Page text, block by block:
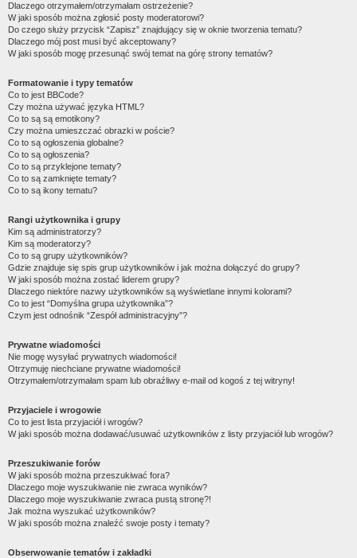
Dlaczego otrzymałem/otrzymałam ostrzeżenie?
W jaki sposób można zgłosić posty moderatorowi?
Do czego służy przycisk “Zapisz” znajdujący się w oknie tworzenia tematu?
Dlaczego mój post musi być akceptowany?
W jaki sposób mogę przesunąć swój temat na górę strony tematów?
Formatowanie i typy tematów
Co to jest BBCode?
Czy można używać języka HTML?
Co to są są emotikony?
Czy można umieszczać obrazki w poście?
Co to są ogłoszenia globalne?
Co to są ogłoszenia?
Co to są przyklejone tematy?
Co to są zamknięte tematy?
Co to są ikony tematu?
Rangi użytkownika i grupy
Kim są administratorzy?
Kim są moderatorzy?
Co to są grupy użytkowników?
Gdzie znajduje się spis grup użytkowników i jak można dołączyć do grupy?
W jaki sposób można zostać liderem grupy?
Dlaczego niektóre nazwy użytkowników są wyświetlane innymi kolorami?
Co to jest “Domyślna grupa użytkownika”?
Czym jest odnośnik “Zespół administracyjny”?
Prywatne wiadomości
Nie mogę wysyłać prywatnych wiadomości!
Otrzymuję niechciane prywatne wiadomości!
Otrzymałem/otrzymałam spam lub obraźliwy e-mail od kogoś z tej witryny!
Przyjaciele i wrogowie
Co to jest lista przyjaciół i wrogów?
W jaki sposób można dodawać/usuwać użytkowników z listy przyjaciół lub wrogów?
Przeszukiwanie forów
W jaki sposób można przeszukiwać fora?
Dlaczego moje wyszukiwanie nie zwraca wyników?
Dlaczego moje wyszukiwanie zwraca pustą stronę?!
Jak można wyszukać użytkowników?
W jaki sposób można znaleźć swoje posty i tematy?
Obserwowanie tematów i zakładki